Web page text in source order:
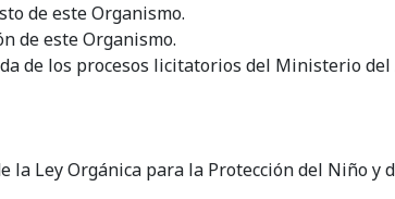
de este Organismo.
de este Organismo.
de los procesos licitatorios del Ministerio del
la Ley Orgánica para la Protección del Niño y